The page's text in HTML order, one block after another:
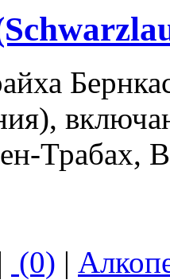
Трабах,
(0) |